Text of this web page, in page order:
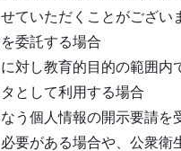
ていただくことがござい
委託する場合
対し教育的目的の範囲内
として利用する場合
う個人情報の開示要請を
要がある場合や、公衆